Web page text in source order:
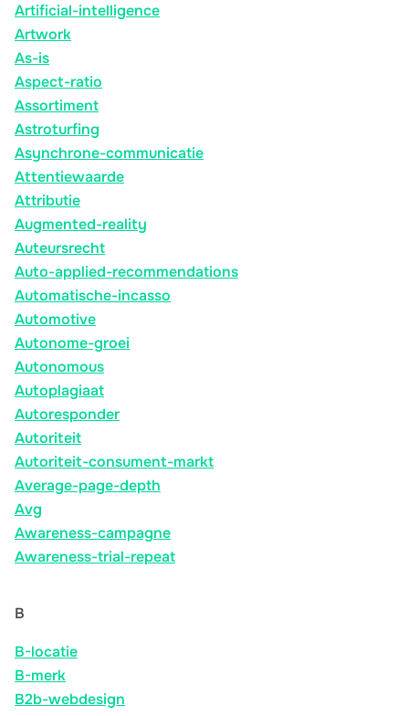
Artificial-intelligence
Artwork
As-is
Aspect-ratio
Assortiment
Astroturfing
Asynchrone-communicatie
Attentiewaarde
Attributie
Augmented-reality
Auteursrecht
Auto-applied-recommendations
Automatische-incasso
Automotive
Autonome-groei
Autonomous
Autoplagiaat
Autoresponder
Autoriteit
Autoriteit-consument-markt
Average-page-depth
Avg
Awareness-campagne
Awareness-trial-repeat
B
B-locatie
B-merk
B2b-webdesign